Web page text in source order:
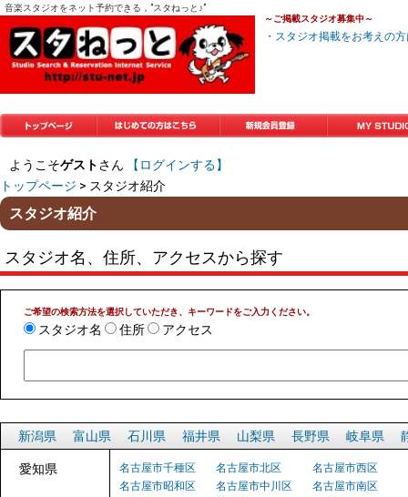
音楽スタジオをネット予約できる，”スタねっと♪”
～ご掲載スタジオ募集中～
・スタジオ掲載をお考えの
トップページ
はじめての方はこち
ら
新規会員登録
ようこそゲストさん
【ログインする】
トップページ > スタジオ紹介
スタジオ紹介
スタジオ名、住所、アクセスから探す
ご希望の検索方法を選択していただき、キーワードをご入力ください。
スタジオ名 住所 アクセス
新潟県 富山県 石川県 福井県 山梨県 長野県 岐阜県
愛知県 名古屋市千種区 名古屋市北区
名古屋市西区
名古屋市昭和区
名古屋市中川区
名古屋市南区